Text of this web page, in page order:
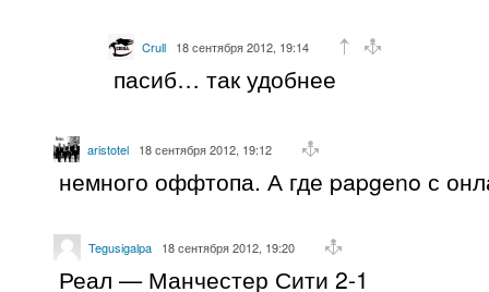
Crull 18 сентября 2012, 19:14
пасиб… так удобнее
aristotel 18 сентября 2012, 19:12
немного оффтопа. А где papgeno с
Tegusigalpa 18 сентября 2012, 19:20
Реал — Манчестер Сити 2-1